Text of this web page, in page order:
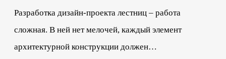
Разработка дизайн-проекта лестниц – работа
сложная. В ней нет мелочей, каждый элемент
архитектурной конструкции должен…